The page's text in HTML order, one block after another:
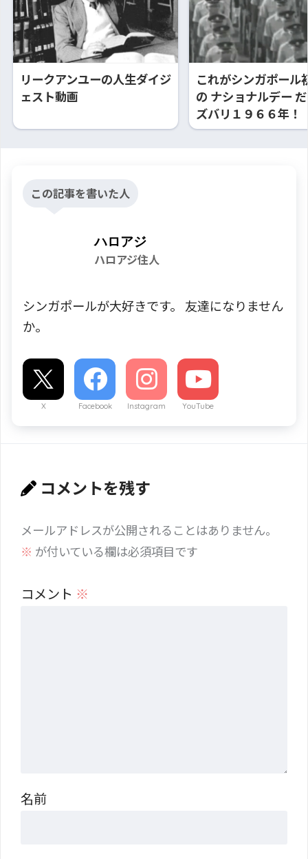
リークアンユーの人生ダイジ
ェスト動画
これがシンガポール
の ナショナルデー
ズバリ１９６６年！
この記事を書いた人
ハロアジ
ハロアジ住人
シンガポールが大好きです。 友達になりません
か。
X Facebook Instagram YouTube
コメントを残す
メールアドレスが公開されることはありません。
※ が付いている欄は必須項目です
コメント ※
名前